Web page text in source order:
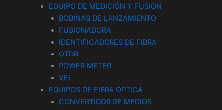
EQUIPO DE MEDICIÓN Y FUSION
BOBINAS DE LANZAMIENTO
FUSIONADORA
IDENTIFICADORES DE FIBRA
OTDR
POWER METER
VFL
EQUIPOS DE FIBRA OPTICA
CONVERTIDOR DE MEDIOS